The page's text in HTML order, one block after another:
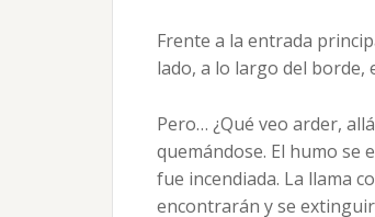
Frente a la entrada
lado, a lo largo del borde,
Pero… ¿Qué veo arder,
quemándose. El humo se
fue incendiada. La llama
encontrarán y se